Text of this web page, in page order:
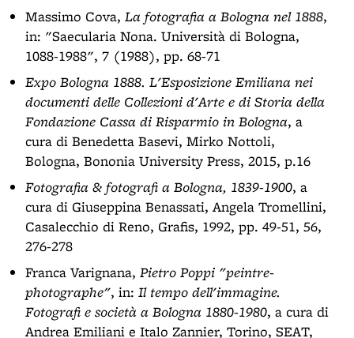
Massimo Cova, La fotografia a Bologna nel 1888,
in: "Saecularia Nona. Università di Bologna,
1088-1988", 7 (1988), pp. 68-71
Expo Bologna 1888. L'Esposizione Emiliana nei
documenti delle Collezioni d'Arte e di Storia della
Fondazione Cassa di Risparmio in Bologna, a
cura di Benedetta Basevi, Mirko Nottoli,
Bologna, Bononia University Press, 2015, p.16
Fotografia & fotografi a Bologna, 1839-1900, a
cura di Giuseppina Benassati, Angela Tromellini,
Casalecchio di Reno, Grafis, 1992, pp. 49-51, 56,
276-278
Franca Varignana, Pietro Poppi "peintre-
photographe", in: Il tempo dell'immagine.
Fotografi e società a Bologna 1880-1980, a cura di
Andrea Emiliani e Italo Zannier, Torino, SEAT,